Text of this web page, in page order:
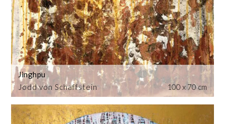
Jodd von Schaffstein
Jinghpu
100 x 70 cm